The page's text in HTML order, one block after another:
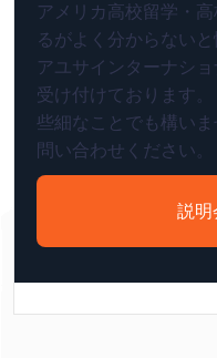
アメリカ高校留学・
るがよく分からない
アユサインターナシ
受け付けております。
些細なことでも構い
問い合わせください。
説明